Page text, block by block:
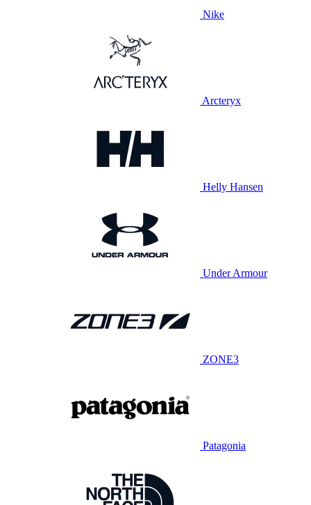
Nike
Arcteryx
Helly Hansen
Under Armour
ZONE3
Patagonia